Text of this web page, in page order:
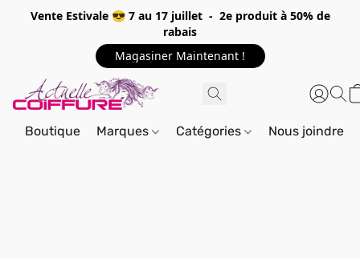
Vente Estivale 😎 7 au 17 juillet - 2e produit à 50% de
rabais
Magasiner Maintenant !
Boutique Marques Catégories Nous joindre